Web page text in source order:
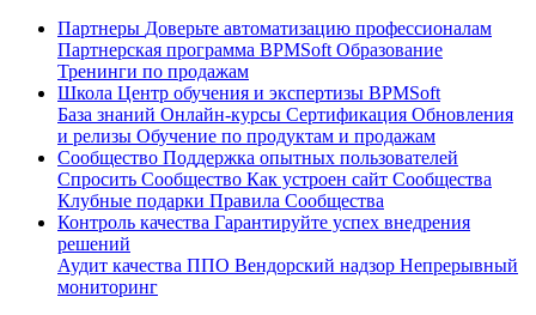
Партнеры Доверьте автоматизацию профессионалам
Партнерская программа BPMSoft Образование
Тренинги по продажам
Школа Центр обучения и экспертизы BPMSoft
База знаний Онлайн-курсы Сертификация Обновления
и релизы Обучение по продуктам и продажам
Сообщество Поддержка опытных пользователей
Спросить Сообщество Как устроен сайт Сообщества
Клубные подарки Правила Сообщества
Контроль качества Гарантируйте успех внедрения
решений
Аудит качества ППО Вендорский надзор Непрерывный
мониторинг